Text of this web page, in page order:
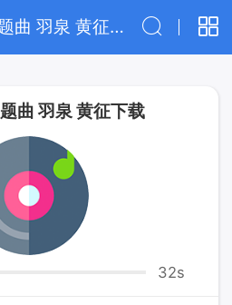
天天酷跑主题曲 羽泉 黄征下载
曲 羽泉 黄征下载
32s